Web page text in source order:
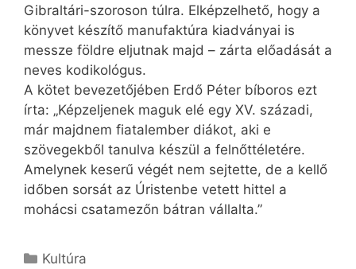
Gibraltári-szoroson túlra. Elképzelhető, hogy a
könyvet készítő manufaktúra kiadványai is
messze földre eljutnak majd – zárta előadását a
neves kodikológus.
A kötet bevezetőjében Erdő Péter bíboros ezt
írta: „Képzeljenek maguk elé egy XV. századi,
már majdnem fiatalember diákot, aki e
szövegekből tanulva készül a felnőttéletére.
Amelynek keserű végét nem sejtette, de a kellő
időben sorsát az Úristenbe vetett hittel a
mohácsi csatamezőn bátran vállalta.”
Kategória
Kultúra